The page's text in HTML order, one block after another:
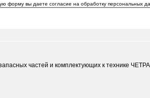
форму вы даете согласие наобработку персональных
частей и комплектующих к технике ЧЕТРА